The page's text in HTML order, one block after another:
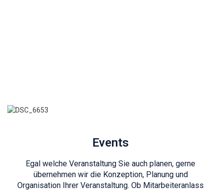
Events
Egal welche Veranstaltung Sie auch planen, gerne
übernehmen wir die Konzeption, Planung und
Organisation Ihrer Veranstaltung. Ob Mitarbeiteranlass